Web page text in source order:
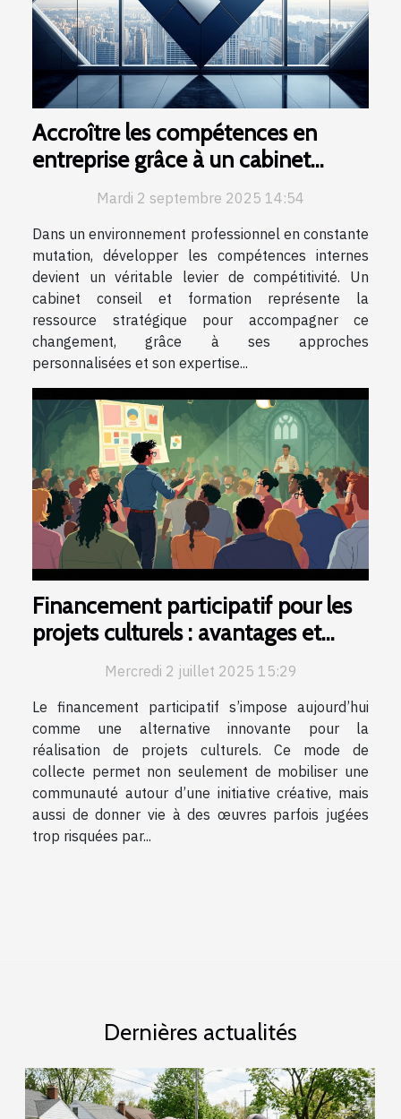
Accroître les compétences en
entreprise grâce à un cabinet
conseil et formation
Mardi 2 septembre 2025 14:54
Dans un environnement professionnel en constante
mutation, développer les compétences internes
devient un véritable levier de compétitivité. Un
cabinet conseil et formation représente la
ressource stratégique pour accompagner ce
changement, grâce à ses approches
personnalisées et son expertise...
Financement participatif pour les
projets culturels : avantages et
Mercredi 2 juillet 2025 15:29
Le financement participatif s’impose aujourd’hui
comme une alternative innovante pour la
réalisation de projets culturels. Ce mode de
collecte permet non seulement de mobiliser une
communauté autour d’une initiative créative, mais
aussi de donner vie à des œuvres parfois jugées
trop risquées par...
Dernières actualités